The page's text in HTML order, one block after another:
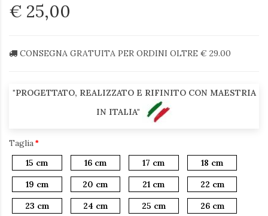
€ 25,00
CONSEGNA GRATUITA PER ORDINI OLTRE € 29.00
"PROGETTATO, REALIZZATO E RIFINITO CON MAESTRIA
IN ITALIA"
Taglia
15 cm
16 cm 17 cm
18 cm
19 cm
20 cm 21 cm
22 cm
23 cm
24 cm 25 cm 26 cm